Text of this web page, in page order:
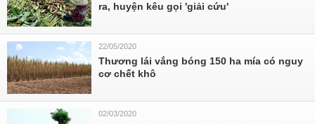
ra, huyện kêu gọi 'giải cứu'
22/05/2020
Thương lái vắng bóng 150 ha mía có nguy
cơ chết khô
02/03/2020